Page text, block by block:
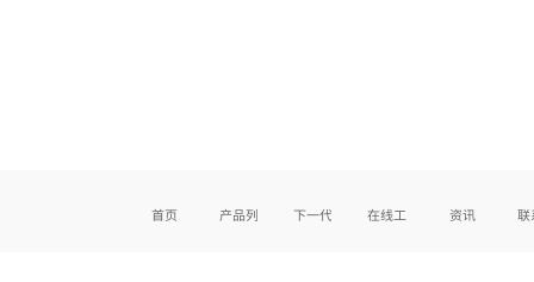
首页 产品列表 下一代产品 在线工具 资讯 联